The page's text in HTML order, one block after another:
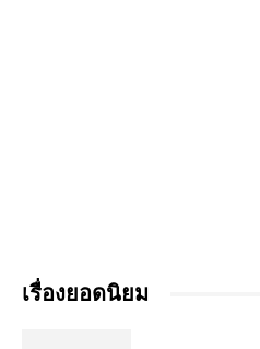
เรื่องยอดนิยม